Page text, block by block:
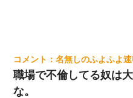
名無しのふよふよ速
職場で不倫してる奴は
な。